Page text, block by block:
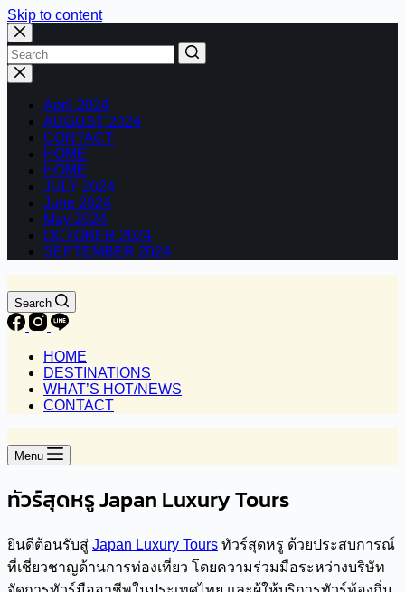
Skip to content
No
results
April 2024
AUGUST 2024
CONTACT
HOME
HOME
JULY 2024
June 2024
May 2024
OCTOBER 2024
SEPTEMBER 2024
Search
HOME
DESTINATIONS
WHAT’S HOT/NEWS
CONTACT
Menu
ทัวร์สุดหรู Japan Luxury Tours
ยินดีต้อนรับสู่ Japan Luxury Tours ทัวร์สุดหรู ด้วยประสบการณ์
ที่เชี่ยวชาญด้านการท่องเที่ยว โดยความร่วมมือระหว่างบริษัท